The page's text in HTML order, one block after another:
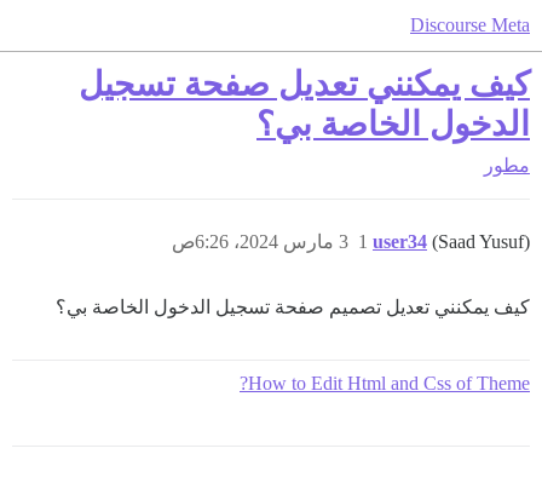
Discourse Meta
كيف يمكنني تعديل صفحة تسجيل
الدخول الخاصة بي؟
مطور
user34 (Saad Yusuf) 3 مارس 2024، 6:26ص 1
كيف يمكنني تعديل تصميم صفحة تسجيل الدخول الخاصة بي؟
How to Edit Html and Css of Theme?